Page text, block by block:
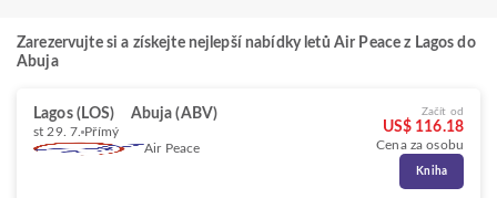
Zarezervujte si a získejte nejlepší nabídky letů Air Peace z Lagos do
Abuja
Lagos (LOS) Abuja (ABV)
st 29. 7. Přímý
Air Peace
Začít od
US$ 116.18
Cena za osobu
Kniha